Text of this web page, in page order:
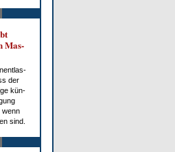
Mas­
der
kün­
wenn
sind.